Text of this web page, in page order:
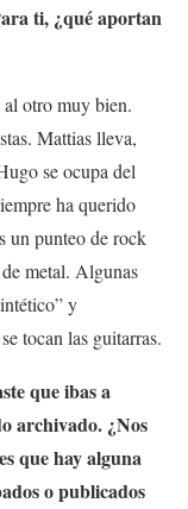
ti, ¿qué aportan
otro muy bien.
Mattias lleva,
se ocupa del
ha querido
un punteo de rock
metal. Algunas
y
tocan las guitarras.
que ibas a
archivado. ¿Nos
que hay alguna
o publicados